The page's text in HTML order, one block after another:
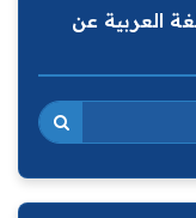
العربية عن